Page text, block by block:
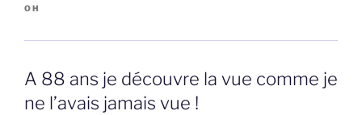
OH
A 88 ans je découvre la vue comme je
ne l’avais jamais vue !